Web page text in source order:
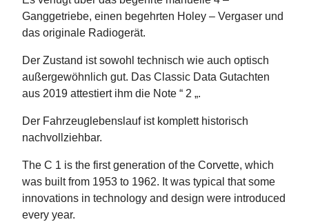
Ganggetriebe, einen begehrten Holey – Vergaser und
das originale Radiogerät.
Der Zustand ist sowohl technisch wie auch optisch
außergewöhnlich gut. Das Classic Data Gutachten
aus 2019 attestiert ihm die Note “ 2 „.
Der Fahrzeuglebenslauf ist komplett historisch
nachvollziehbar.
The C 1 is the first generation of the Corvette, which
was built from 1953 to 1962. It was typical that some
innovations in technology and design were introduced
every year.